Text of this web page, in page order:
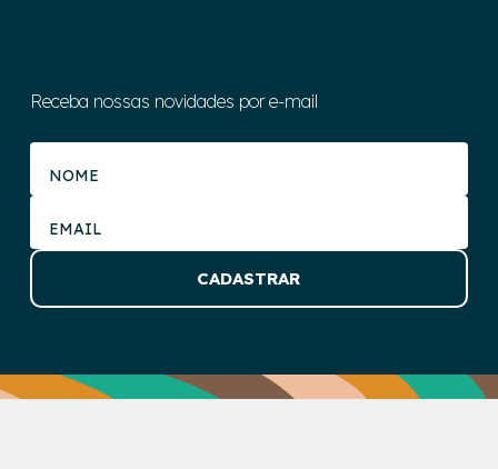
Receba nossas novidades por e-mail